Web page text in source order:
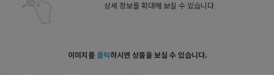
상세 정보를 확대해 보실 수 있습니다.
이미지를 클릭하시면 상품을 보실 수 있습니다.